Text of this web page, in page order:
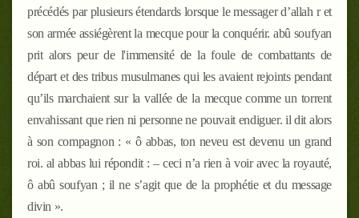
précédés par plusieurs étendards lorsque le messager d’allah ret
son armée assiégèrent la mecque pour la conquérir. abû soufyan
prit alors peur de l'immensité de la foule de combattants de
départ et des tribus musulmanes qui les avaient rejoints pendant
qu’ils marchaient sur la vallée de la mecque comme un torrent
envahissant que rien ni personne ne pouvait endiguer. il dit alors
à son compagnon : « ô abbas, ton neveu est devenu un grand
roi. al abbas lui répondit :–ceci n’a rien à voir avec la royauté,
ô abû soufyan ; il ne s’agit que de la prophétie et du message
divin ».